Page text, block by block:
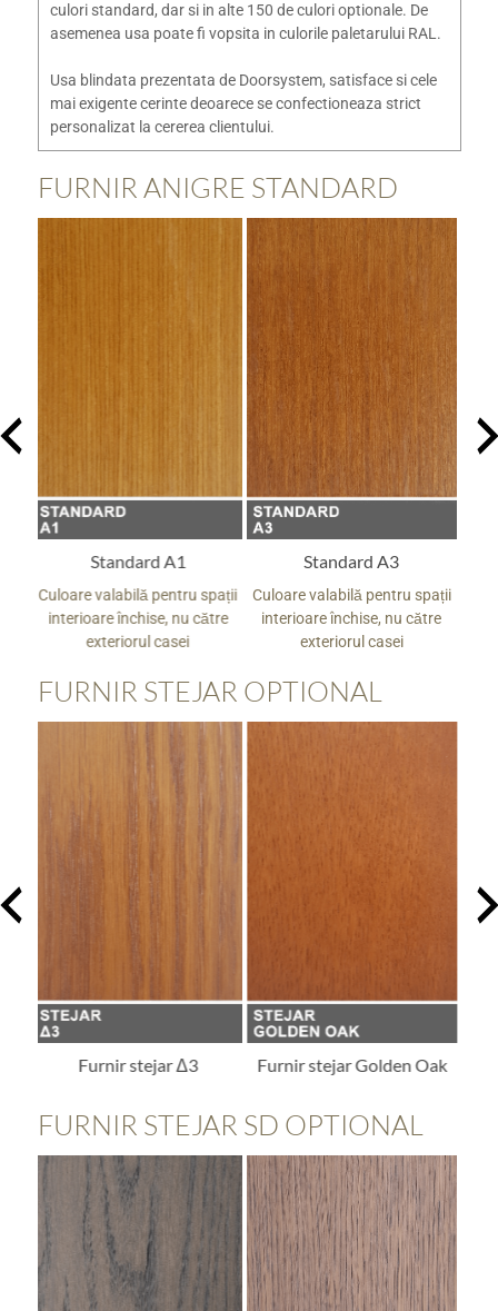
culori standard, dar si in alte 150 de culori optionale. De
asemenea usa poate fi vopsita in culorile paletarului RAL.
Usa blindata prezentata de Doorsystem, satisface si cele
mai exigente cerinte deoarece se confectioneaza strict
personalizat la cererea clientului.
FURNIR ANIGRE STANDARD
Standard A3
Culoare valabilă pentru spații
interioare închise, nu către
exteriorul casei
Standard A5
Culoare valabilă pentru spații
interioare închise, nu către
exteriorul casei
FURNIR STEJAR OPTIONAL
Furnir stejar Golden Oak Furnir stejar Δ811
FURNIR STEJAR SD OPTIONAL